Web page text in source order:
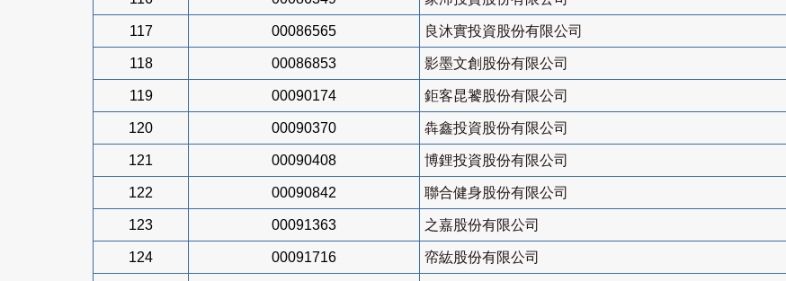
117 00086565 良沐實投資股份有限公司
118 00086853 影墨文創股份有限公司
119 00090174 鉅客昆饕股份有限公司
120 00090370 犇鑫投資股份有限公司
121 00090408 博鋰投資股份有限公司
122 00090842 聯合健身股份有限公司
123 00091363 之嘉股份有限公司
124 00091716 帟紘股份有限公司